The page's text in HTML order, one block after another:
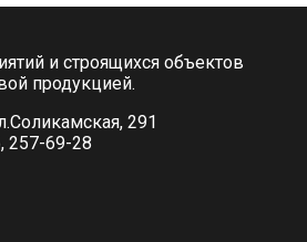
и строящихся объектов
продукцией.
291
257-69-28